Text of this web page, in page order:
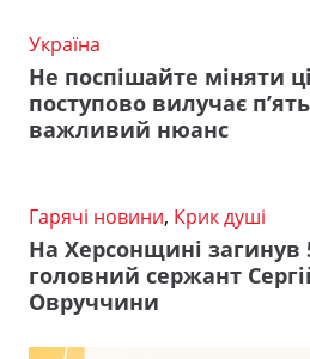
Україна
Не поспішайте міняти
поступово вилучає
важливий нюанс
Гарячі новини, Крик душі
На Херсонщині загинув
головний сержант
Овруччини